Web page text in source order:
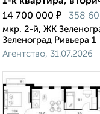
14 700 000 ₽ 358
мкр. 2-й, ЖК
Зеленоград Ривьера 1
Агентство, 31.07.2026